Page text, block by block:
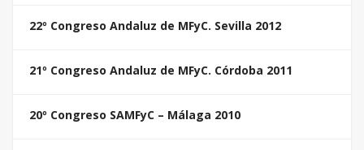
22º Congreso Andaluz de MFyC. Sevilla 2012
21º Congreso Andaluz de MFyC. Córdoba 2011
20º Congreso SAMFyC – Málaga 2010